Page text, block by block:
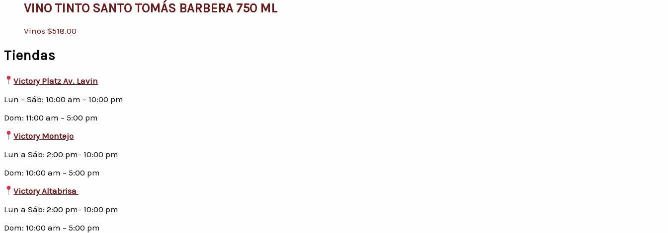
VINO TINTO SANTO TOMÁS BARBERA 750 ML
Vinos $518.00
Tiendas
Victory Platz Av. Lavin
Lun – Sáb: 10:00 am – 10:00 pm
Dom: 11:00 am – 5:00 pm
Victory Montejo
Lun a Sáb: 2:00 pm- 10:00 pm
Dom: 10:00 am – 5:00 pm
Victory Altabrisa
Lun a Sáb: 2:00 pm- 10:00 pm
Dom: 10:00 am – 5:00 pm